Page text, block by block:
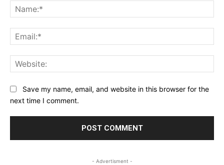
Save my name, email, and website in this browser for the
next time I comment.
- Advertisment -